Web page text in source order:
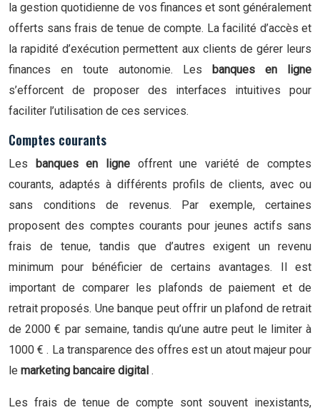
la gestion quotidienne de vos finances et sont généralement
offerts sans frais de tenue de compte. La facilité d’accès et
la rapidité d’exécution permettent aux clients de gérer leurs
finances en toute autonomie. Les banques en ligne
s’efforcent de proposer des interfaces intuitives pour
faciliter l’utilisation de ces services.
Comptes courants
Les banques en ligne offrent une variété de comptes
courants, adaptés à différents profils de clients, avec ou
sans conditions de revenus. Par exemple, certaines
proposent des comptes courants pour jeunes actifs sans
frais de tenue, tandis que d’autres exigent un revenu
minimum pour bénéficier de certains avantages. Il est
important de comparer les plafonds de paiement et de
retrait proposés. Une banque peut offrir un plafond de retrait
de 2000 € par semaine, tandis qu’une autre peut le limiter à
1000 € . La transparence des offres est un atout majeur pour
le marketing bancaire digital .
Les frais de tenue de compte sont souvent inexistants,